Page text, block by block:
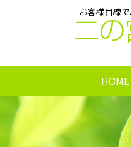
お客様目線
二
HOME